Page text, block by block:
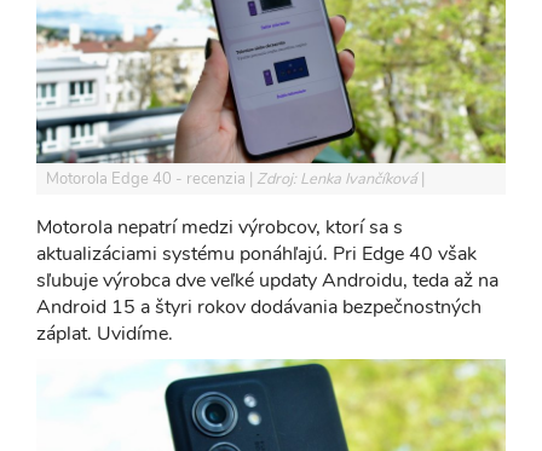
Motorola Edge 40 - recenzia Zdroj: Lenka Ivančíková
Motorola nepatrí medzi výrobcov, ktorí sa s
aktualizáciami systému ponáhľajú. Pri Edge 40 však
sľubuje výrobca dve veľké updaty Androidu, teda až na
Android 15 a štyri rokov dodávania bezpečnostných
záplat. Uvidíme.